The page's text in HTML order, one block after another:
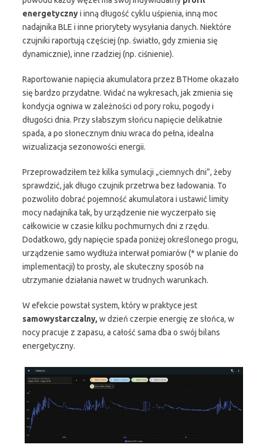
energetycznyi inną długość cyklu uśpienia, inną moc
nadajnika BLE i inne priorytety wysyłania danych. Niektóre
czujniki raportują częściej (np. światło, gdy zmienia się
dynamicznie), inne rzadziej (np. ciśnienie).
Raportowanie napięcia akumulatora przez BTHome okazało
się bardzo przydatne. Widać na wykresach, jak zmienia się
kondycja ogniwa w zależności od pory roku, pogody i
długości dnia. Przy słabszym słońcu napięcie delikatnie
spada, a po słonecznym dniu wraca do pełna, idealna
wizualizacja sezonowości energii.
Przeprowadziłem też kilka symulacji „ciemnych dni”, żeby
sprawdzić, jak długo czujnik przetrwa bez ładowania. To
pozwoliło dobrać pojemność akumulatora i ustawić limity
mocy nadajnika tak, by urządzenie nie wyczerpało się
całkowicie w czasie kilku pochmurnych dni z rzędu.
Dodatkowo, gdy napięcie spada poniżej określonego progu,
urządzenie samo wydłuża interwał pomiarów (* w planie do
implementacji) to prosty, ale skuteczny sposób na
utrzymanie działania nawet w trudnych warunkach.
W efekcie powstał system, który w praktyce jest
samowystarczalny, w dzień czerpie energię ze słońca, w
nocy pracuje z zapasu, a całość sama dba o swój bilans
energetyczny.